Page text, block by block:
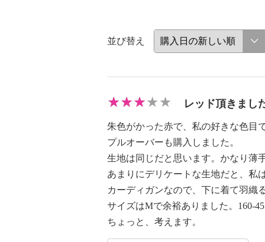
並び替え
レッド頂きまし
朱色がかった赤で、私の好きな色目
プルオーバーも購入しました。
生地は同じだと思います。かなり薄
あまりにデリケートな生地だと、私
カーディガンなので、下に着て羽織
サイズはMで余裕ありました。160-45
ちょっと、考えます。